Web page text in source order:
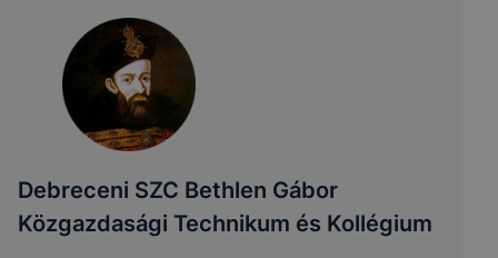
Debreceni SZC Bethlen Gábor
Közgazdasági Technikum és Kollégium